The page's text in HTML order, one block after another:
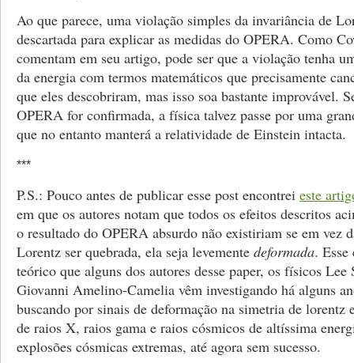
Ao que parece, uma violação simples da invariância de
descartada para explicar as medidas do OPERA. Como
comentam em seu artigo, pode ser que a violação tenha
da energia com termos matemáticos que precisamente
que eles descobriram, mas isso soa bastante improvável.
OPERA for confirmada, a física talvez passe por uma
que no entanto manterá a relatividade de Einstein intacta.
***
P.S.: Pouco antes de publicar esse post encontrei este
em que os autores notam que todos os efeitos descritos
o resultado do OPERA absurdo não existiriam se em vez
Lorentz ser quebrada, ela seja levemente deformada.
teórico que alguns dos autores desse paper, os físicos Lee
Giovanni Amelino-Camelia vêm investigando há alguns
buscando por sinais de deformação na simetria de lorentz
de raios X, raios gama e raios cósmicos de altíssima
explosões cósmicas extremas, até agora sem sucesso.